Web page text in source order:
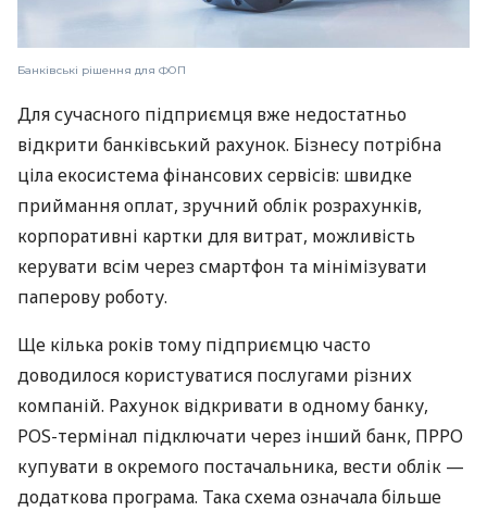
Банківські рішення для ФОП
Для сучасного підприємця вже недостатньо
відкрити банківський рахунок. Бізнесу потрібна
ціла екосистема фінансових сервісів: швидке
приймання оплат, зручний облік розрахунків,
корпоративні картки для витрат, можливість
керувати всім через смартфон та мінімізувати
паперову роботу.
Ще кілька років тому підприємцю часто
доводилося користуватися послугами різних
компаній. Рахунок відкривати в одному банку,
POS-термінал підключати через інший банк, ПРРО
купувати в окремого постачальника, вести облік —
додаткова програма. Така схема означала більше